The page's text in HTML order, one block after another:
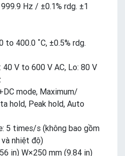
Hz / ±0.1% rdg. ±1
to 400.0 ˚C, ±0.5% rdg.
40 V to 600 V AC, Lo: 80 V
mode, Maximum/
hold, Peak hold, Auto
5 times/s (không bao gồm
nhiệt độ)
in) W×250 mm (9.84 in)